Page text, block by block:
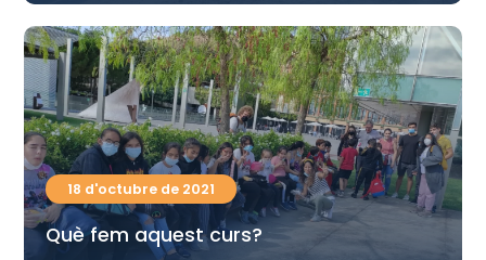
Què fem aquest curs?
18 d'octubre de 2021